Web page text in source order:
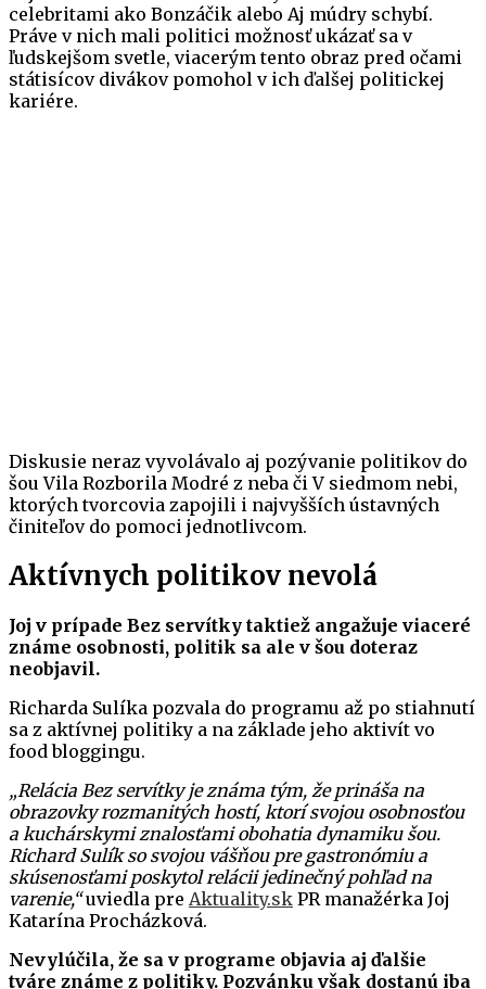
celebritami ako Bonzáčik alebo Aj múdry schybí.
Práve v nich mali politici možnosť ukázať sa v
ľudskejšom svetle, viacerým tento obraz pred očami
státisícov divákov pomohol v ich ďalšej politickej
kariére.
Diskusie neraz vyvolávalo aj pozývanie politikov do
šou Vila Rozborila Modré z neba či V siedmom nebi,
ktorých tvorcovia zapojili i najvyšších ústavných
činiteľov do pomoci jednotlivcom.
Aktívnych politikov nevolá
Joj v prípade Bez servítky taktiež angažuje viaceré
známe osobnosti, politik sa ale v šou doteraz
neobjavil.
Richarda Sulíka pozvala do programu až po stiahnutí
sa z aktívnej politiky a na základe jeho aktivít vo
food bloggingu.
„Relácia Bez servítky je známa tým, že prináša na
obrazovky rozmanitých hostí, ktorí svojou osobnosťou
a kuchárskymi znalosťami obohatia dynamiku šou.
Richard Sulík so svojou vášňou pre gastronómiu a
skúsenosťami poskytol relácii jedinečný pohľad na
varenie,“uviedla pre Aktuality.sk PR manažérka Joj
Katarína Procházková.
Nevylúčila, že sa v programe objavia aj ďalšie
tváre známe z politiky. Pozvánku však dostanú iba